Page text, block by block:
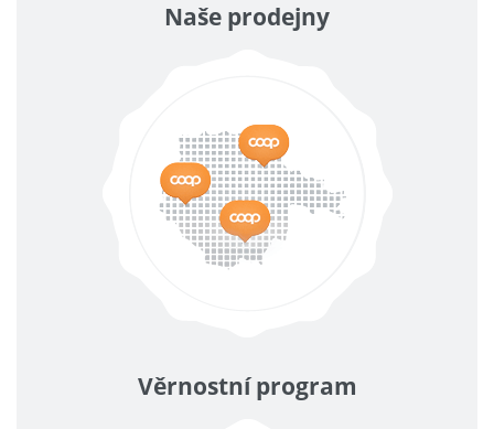
Naše prodejny
Věrnostní program